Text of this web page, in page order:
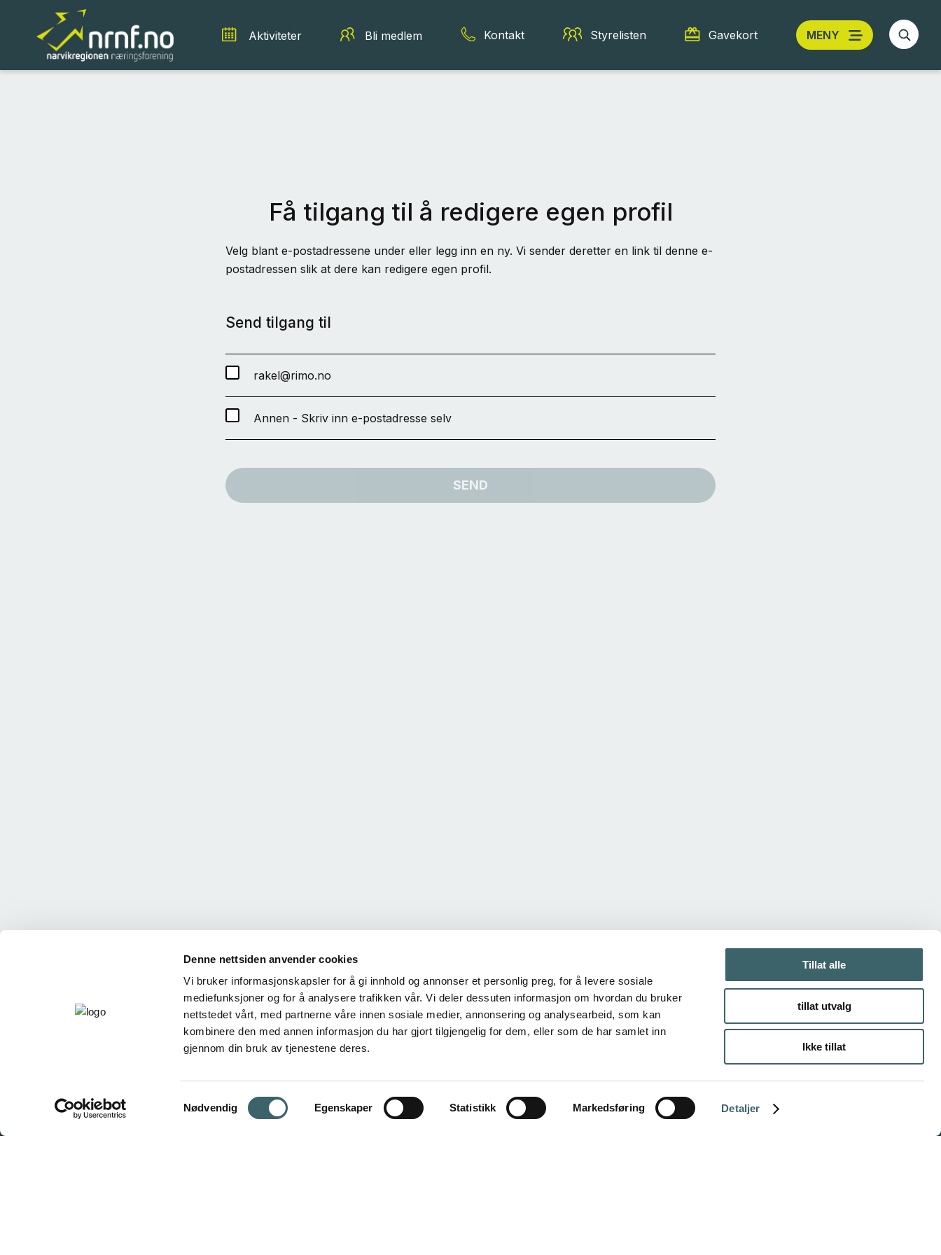
Denne nettsiden anvender cookies
Vi bruker informasjonskapsler for å gi innhold og annonser et personlig preg, for å levere sosiale
mediefunksjoner og for å analysere trafikken vår. Vi deler dessuten informasjon om hvordan du bruker
nettstedet vårt, med partnerne våre innen sosiale medier, annonsering og analysearbeid, som kan
kombinere den med annen informasjon du har gjort tilgjengelig for dem, eller som de har samlet inn
gjennom din bruk av tjenestene deres.
Samtykkevalg
Nødvendig Egenskaper Statistikk Markedsføring Detaljer
Tillat alle
tillat utvalg
Ikke tillat
Aktiviteter Bli medlem Kontakt Styrelisten Gavekort MENY
Få tilgang til å redigere egen profil
Velg blant e-postadressene under eller legg inn en ny. Vi sender deretter en link til denne e-
postadressen slik at dere kan redigere egen profil.
Send tilgang til
rakel@rimo.no
Annen - Skriv inn e-postadresse selv
SEND